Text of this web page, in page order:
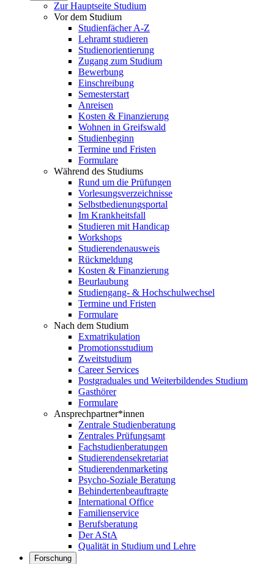
Zur Hauptseite Studium
Vor dem Studium
Studienfächer A-Z
Lehramt studieren
Studienorientierung
Zugang zum Studium
Bewerbung
Einschreibung
Semesterstart
Anreisen
Kosten & Finanzierung
Wohnen in Greifswald
Studienbeginn
Termine und Fristen
Formulare
Während des Studiums
Rund um die Prüfungen
Vorlesungsverzeichnisse
Selbstbedienungsportal
Im Krankheitsfall
Studieren mit Handicap
Workshops
Studierendenausweis
Rückmeldung
Kosten & Finanzierung
Beurlaubung
Studiengang- & Hochschulwechsel
Termine und Fristen
Formulare
Nach dem Studium
Exmatrikulation
Promotionsstudium
Zweitstudium
Career Services
Postgraduales und Weiterbildendes Studium
Gasthörer
Formulare
Ansprechpartner*innen
Zentrale Studienberatung
Zentrales Prüfungsamt
Fachstudienberatungen
Studierendensekretariat
Studierendenmarketing
Psycho-Soziale Beratung
Behindertenbeauftragte
International Office
Familienservice
Berufsberatung
Der AStA
Qualität in Studium und Lehre
Forschung